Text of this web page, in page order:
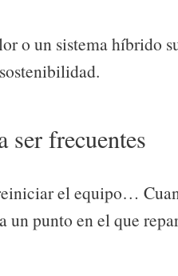
o un sistema híbrido
ser frecuentes
el equipo…
punto en el que